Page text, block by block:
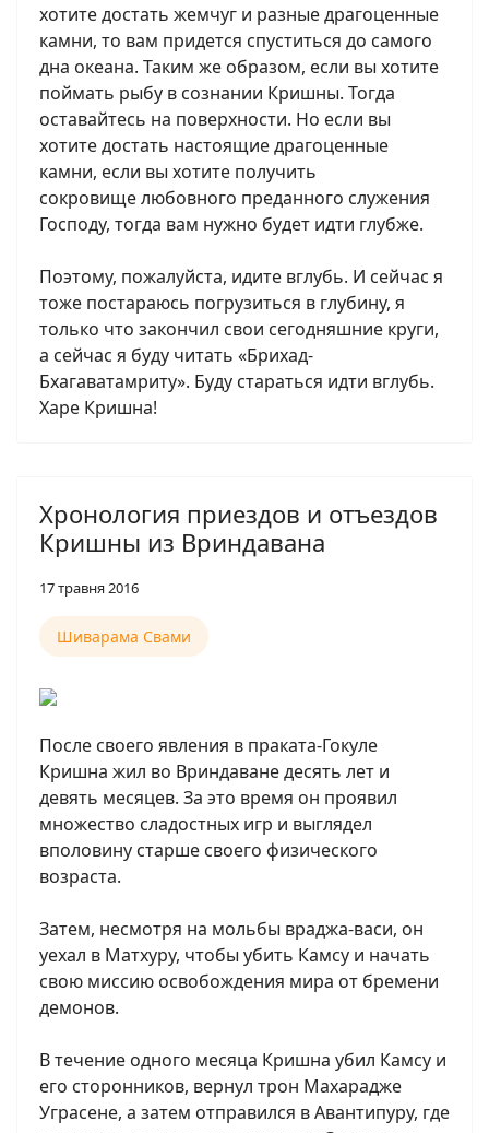
хотите достать жемчуг и разные драгоценные
камни, то вам придется спуститься до самого
дна океана. Таким же образом, если вы хотите
поймать рыбу в сознании Кришны. Тогда
оставайтесь на поверхности. Но если вы
хотите достать настоящие драгоценные
камни, если вы хотите получить
сокровище любовного преданного служения
Господу, тогда вам нужно будет идти глубже.
Поэтому, пожалуйста, идите вглубь. И сейчас я
тоже постараюсь погрузиться в глубину, я
только что закончил свои сегодняшние круги,
а сейчас я буду читать «Брихад-
Бхагаватамриту». Буду стараться идти вглубь.
Харе Кришна!
Хронология приездов и отъездов
Кришны из Вриндавана
17 травня 2016
Шиварама Свами
После своего явления в праката-Гокуле
Кришна жил во Вриндаване десять лет и
девять месяцев. За это время он проявил
множество сладостных игр и выглядел
вполовину старше своего физического
возраста.
Затем, несмотря на мольбы враджа-васи, он
уехал в Матхуру, чтобы убить Камсу и начать
свою миссию освобождения мира от бремени
демонов.
В течение одного месяца Кришна убил Камсу и
его сторонников, вернул трон Махарадже
Уграсене, а затем отправился в Авантипуру, где